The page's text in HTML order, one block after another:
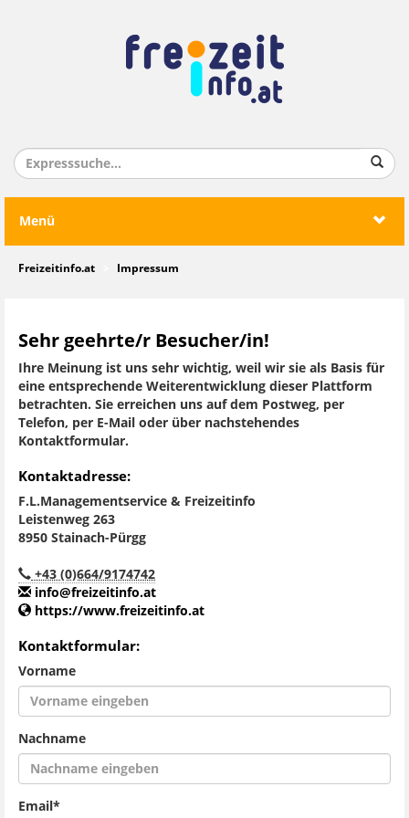
Menü
Freizeitinfo.at Impressum
Sehr geehrte/r Besucher/in!
Ihre Meinung ist uns sehr wichtig, weil wir sie als Basis für
eine entsprechende Weiterentwicklung dieser Plattform
betrachten. Sie erreichen uns auf dem Postweg, per
Telefon, per E-Mail oder über nachstehendes
Kontaktformular.
Kontaktadresse:
F.L.Managementservice & Freizeitinfo
Leistenweg 263
8950 Stainach-Pürgg
+43 (0)664/9174742
info@freizeitinfo.at
https://www.freizeitinfo.at
Kontaktformular:
Vorname
Nachname
Email*